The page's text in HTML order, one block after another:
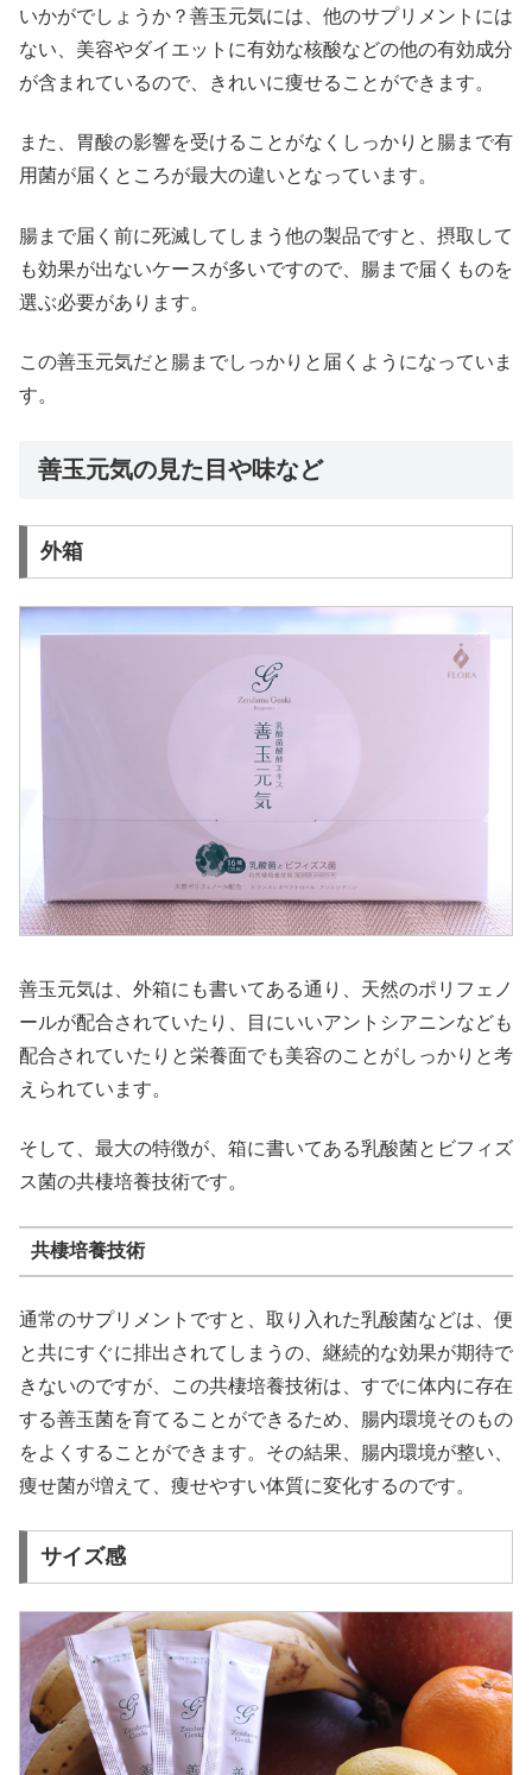
いかがでしょうか？善玉元気には、他のサプリメントには
ない、美容やダイエットに有効な核酸などの他の有効成分
が含まれているので、きれいに痩せることができます。
また、胃酸の影響を受けることがなくしっかりと腸まで有
用菌が届くところが最大の違いとなっています。
腸まで届く前に死滅してしまう他の製品ですと、摂取して
も効果が出ないケースが多いですので、腸まで届くものを
選ぶ必要があります。
この善玉元気だと腸までしっかりと届くようになっていま
す。
善玉元気の見た目や味など
外箱
善玉元気は、外箱にも書いてある通り、天然のポリフェノ
ールが配合されていたり、目にいいアントシアニンなども
配合されていたりと栄養面でも美容のことがしっかりと考
えられています。
そして、最大の特徴が、箱に書いてある乳酸菌とビフィズ
ス菌の共棲培養技術です。
共棲培養技術
通常のサプリメントですと、取り入れた乳酸菌などは、便
と共にすぐに排出されてしまうの、継続的な効果が期待で
きないのですが、この共棲培養技術は、すでに体内に存在
する善玉菌を育てることができるため、腸内環境そのもの
をよくすることができます。その結果、腸内環境が整い、
痩せ菌が増えて、痩せやすい体質に変化するのです。
サイズ感